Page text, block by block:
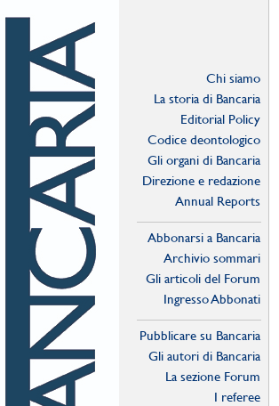
Chi siamo
La storia di Bancaria
Editorial Policy
Codice deontologico
Gli organi di Bancaria
Direzione e redazione
Annual Reports
Abbonarsi a Bancaria
Archivio sommari
Gli articoli del Forum
Ingresso Abbonati
Pubblicare su Bancaria
Gli autori di Bancaria
La sezione Forum
I referee